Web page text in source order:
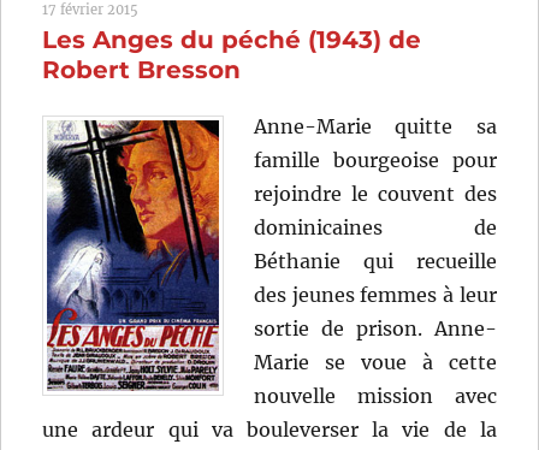
17 février 2015
Les Anges du péché (1943) de
Robert Bresson
Anne-Marie quitte sa
famille bourgeoise pour
rejoindre le couvent des
dominicaines de
Béthanie qui recueille
des jeunes femmes à leur
sortie de prison. Anne-
Marie se voue à cette
nouvelle mission avec
une ardeur qui va bouleverser la vie de la